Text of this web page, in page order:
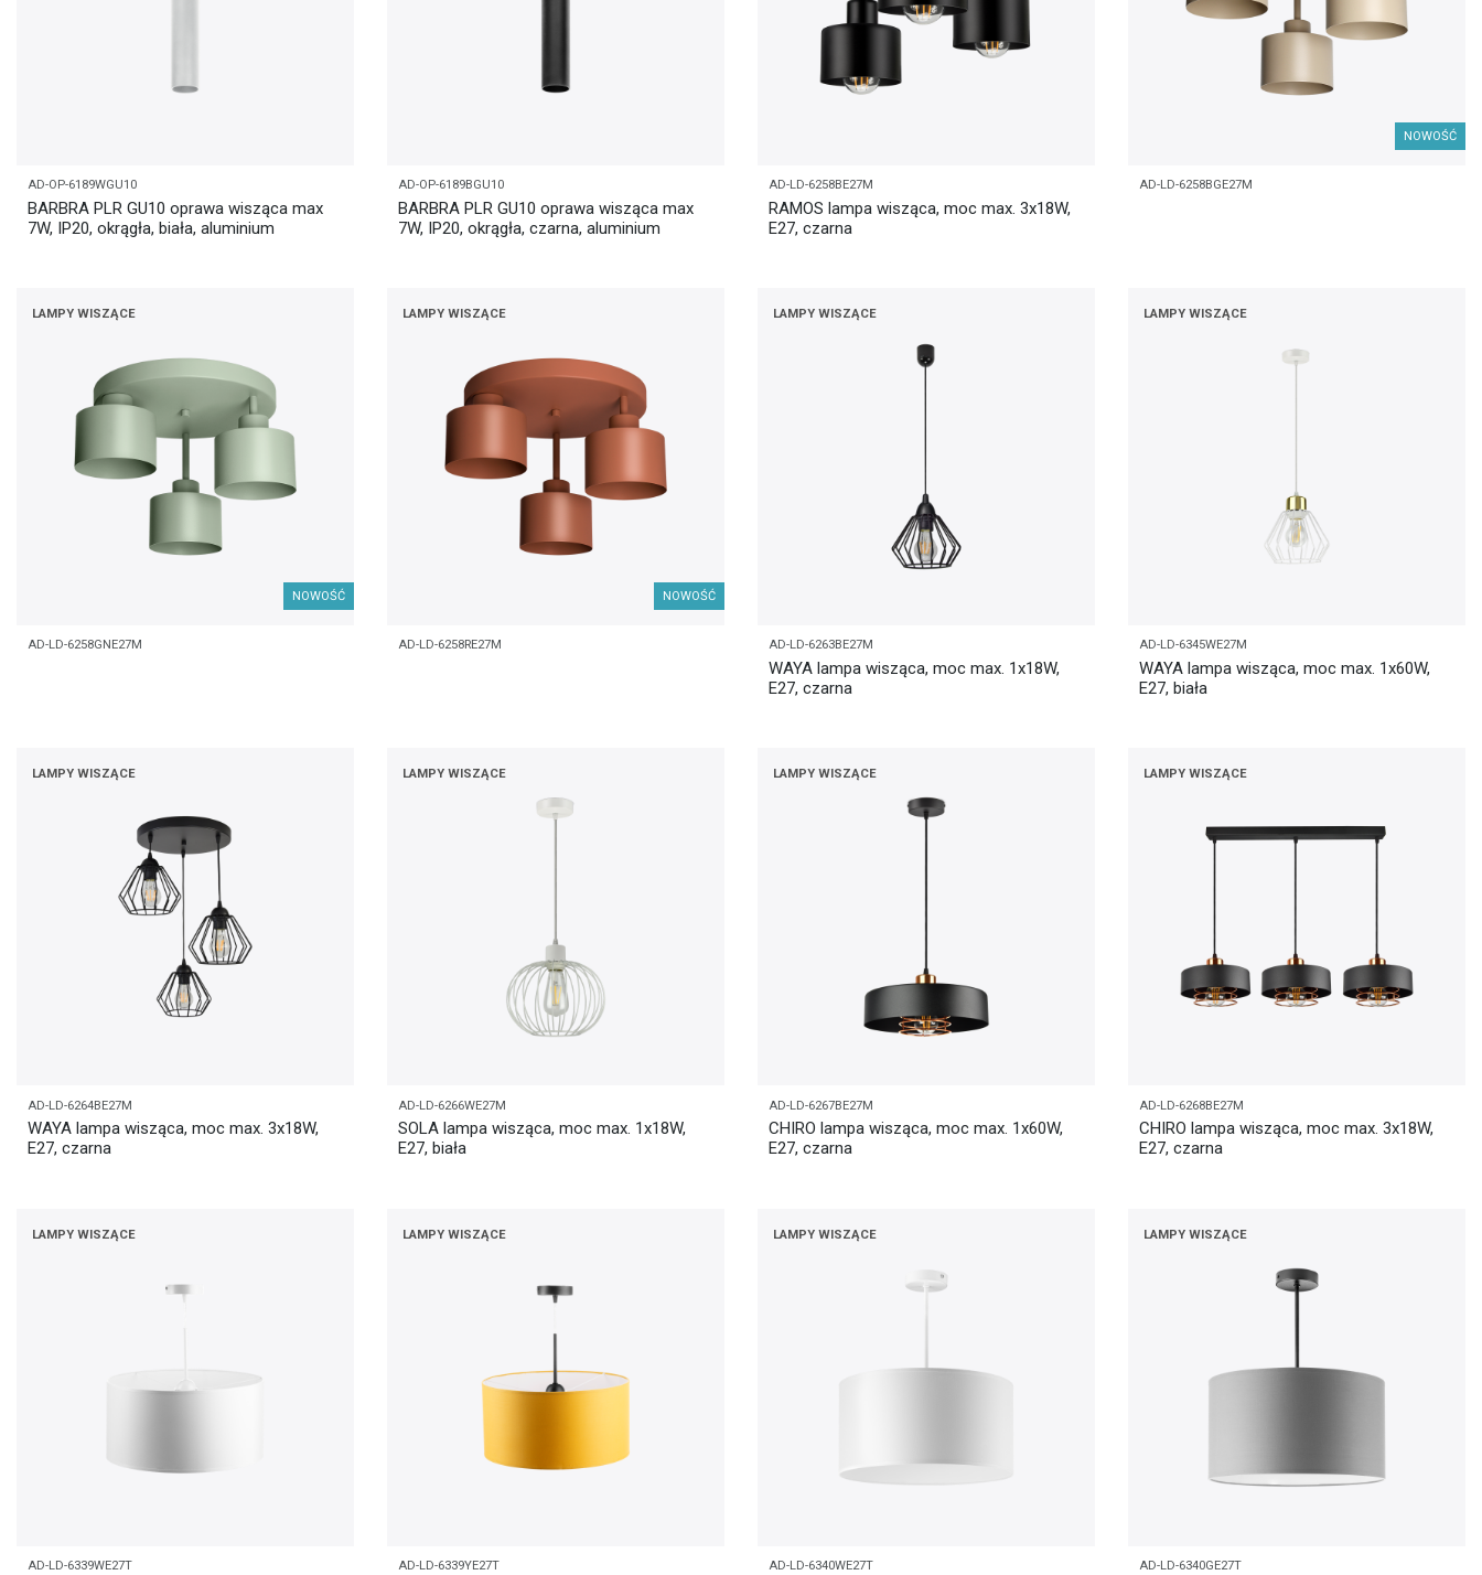
AD-OP-6189WGU10
BARBRA PLR GU10 oprawa wisząca max
7W, IP20, okrągła, biała, aluminium
AD-OP-6189BGU10
BARBRA PLR GU10 oprawa wisząca max
7W, IP20, okrągła, czarna, aluminium
AD-LD-6258BE27M
RAMOS lampa wisząca, moc max. 3x18W,
E27, czarna
NOWOŚĆ
AD-LD-6258BGE27M
LAMPY WISZĄCE
NOWOŚĆ
AD-LD-6258GNE27M
LAMPY WISZĄCE
NOWOŚĆ
AD-LD-6258RE27M
LAMPY WISZĄCE
AD-LD-6263BE27M
WAYA lampa wisząca, moc max. 1x18W,
E27, czarna
LAMPY WISZĄCE
AD-LD-6345WE27M
WAYA lampa wisząca, moc max. 1x60W,
E27, biała
LAMPY WISZĄCE
AD-LD-6264BE27M
WAYA lampa wisząca, moc max. 3x18W,
E27, czarna
LAMPY WISZĄCE
AD-LD-6266WE27M
SOLA lampa wisząca, moc max. 1x18W,
E27, biała
LAMPY WISZĄCE
AD-LD-6267BE27M
CHIRO lampa wisząca, moc max. 1x60W,
E27, czarna
LAMPY WISZĄCE
AD-LD-6268BE27M
CHIRO lampa wisząca, moc max. 3x18W,
E27, czarna
LAMPY WISZĄCE
AD-LD-6339WE27T
LAMPY WISZĄCE
AD-LD-6339YE27T
LAMPY WISZĄCE
AD-LD-6340WE27T
LAMPY WISZĄCE
AD-LD-6340GE27T